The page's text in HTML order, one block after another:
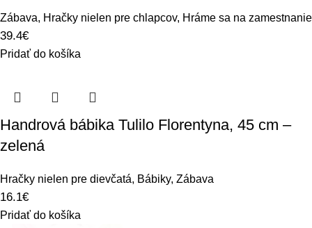
Zábava, Hračky nielen pre chlapcov, Hráme sa na zamestnanie
39.4€
Pridať do košíka
Handrová bábika Tulilo Florentyna, 45 cm –
zelená
Hračky nielen pre dievčatá, Bábiky, Zábava
16.1€
Pridať do košíka